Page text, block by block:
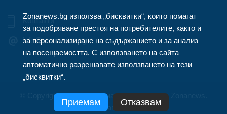
Контакти
info@zonanews.bg
© Copyright 2020, Информационна агенция Zonanews.
Всички права запазени.
Zonanews.bg използва „бисквитки“, които помагат
за подобряване престоя на потребителите, както и
за персонализиране на съдържанието и за анализ
на посещаемостта. С използването на сайта
автоматично разрешавате използването на тези
„бисквитки“.
Приемам Отказвам